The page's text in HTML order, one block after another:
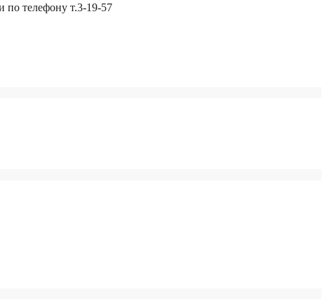
по телефону т.3-19-57